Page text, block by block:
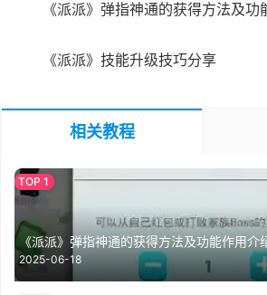
《派派》弹指神通的获得方法及功
《派派》技能升级技巧分享
相关教程
《派派》弹指神通的获得方法及功能作用介
2025-06-18